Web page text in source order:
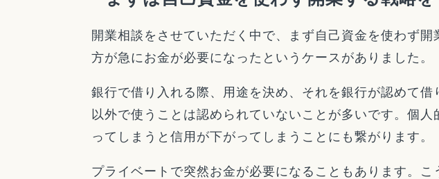
開業相談をさせていただく中で、まず自己資金を使わず
方が急にお金が必要になったというケースがありました。
銀行で借り入れる際、用途を決め、それを銀行が認めて
以外で使うことは認められていないことが多いです。個
ってしまうと信用が下がってしまうことにも繋がります。
プライベートで突然お金が必要になることもあります。